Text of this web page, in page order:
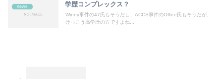
news 学歴コンプレックス？
Winny事件の47氏もそうだし、ACCS事件のOffice氏もそうだが、
けっこう高学歴の方ですよね...